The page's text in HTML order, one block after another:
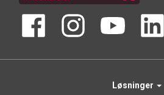
Løsninger